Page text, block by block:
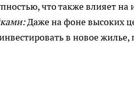
что также влияет на
Даже на фоне высоких
в новое жилье,